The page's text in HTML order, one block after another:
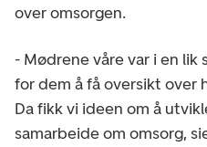
over omsorgen.
- Mødrene våre var i en lik
for dem å få oversikt over
Da fikk vi ideen om å
samarbeide om omsorg,